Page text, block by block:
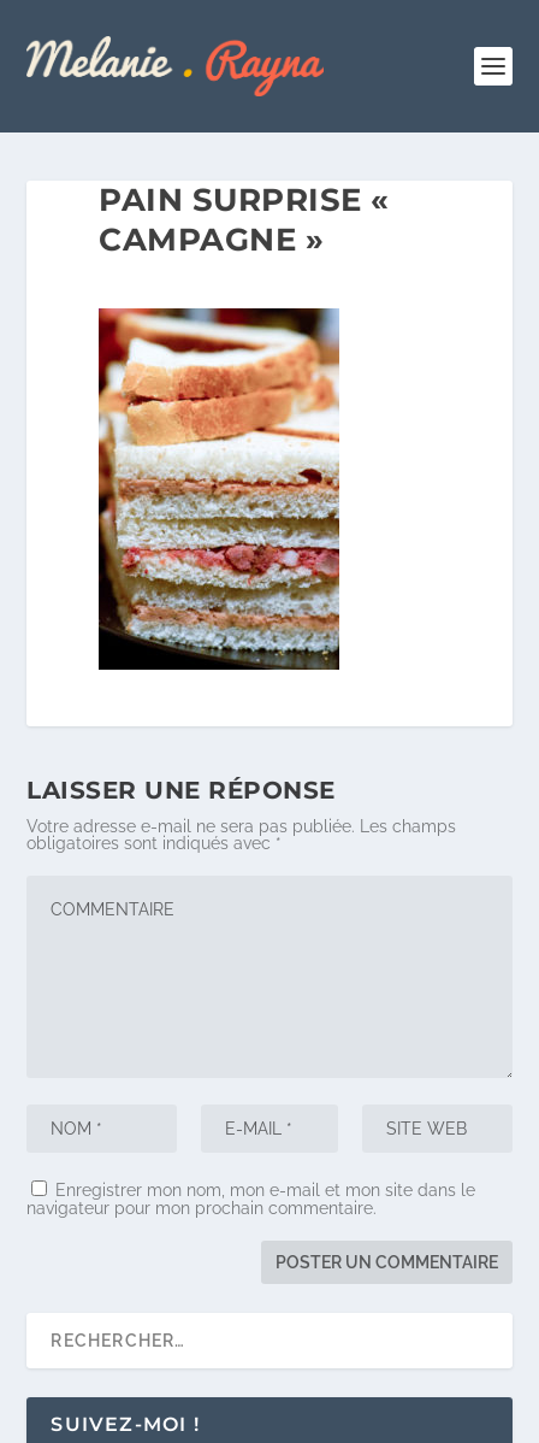
PAIN SURPRISE «
CAMPAGNE »
LAISSER UNE RÉPONSE
Votre adresse e-mail ne sera pas publiée.
Les champs
obligatoires sont indiqués avec *
Enregistrer mon nom, mon e-mail et mon site dans le
navigateur pour mon prochain commentaire.
SUIVEZ-MOI !